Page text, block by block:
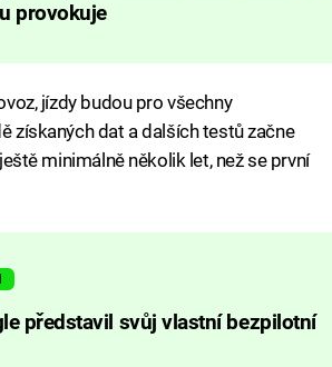
provokuje
jízdy budou pro všechny
získaných dat a dalších testů začne
minimálně několik let, než se první
představil svůj vlastní bezpilotní